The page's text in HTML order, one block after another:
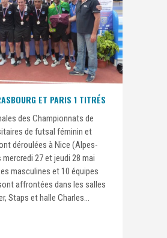
ET PARIS 1 TITRÉS
des Championnats de
de futsal féminin et
déroulées à Nice (Alpes-
27 et jeudi 28 mai
masculines et 10 équipes
affrontées dans les salles
Staps et halle Charles...